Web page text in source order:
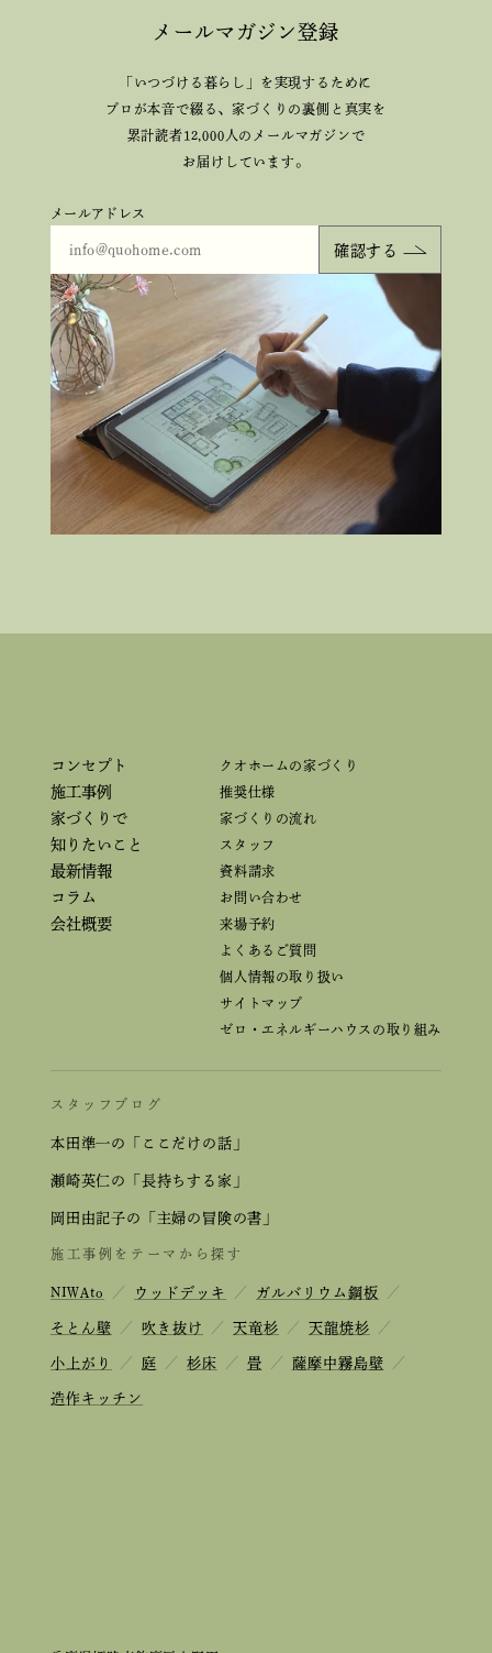
メールマガジン登録
「いつづける暮らし」を実現するために
プロが本音で綴る、家づくりの裏側と真実を
累計読者12,000人のメールマガジンで
お届けしています。
メールアドレス
コンセプト
施工事例
家づくりで
知りたいこと
最新情報
コラム
会社概要
クオホームの家づくり
推奨仕様
家づくりの流れ
スタッフ
資料請求
お問い合わせ
来場予約
よくあるご質問
個人情報の取り扱い
サイトマップ
ゼロ・エネルギーハウスの取り組み
スタッフブログ
本田準一の「ここだけの話」
瀬崎英仁の「長持ちする家」
岡田由記子の「主婦の冒険の書」
施工事例をテーマから探す
NIWAto ／ ウッドデッキ ／ ガルバリウム鋼板 ／
そとん壁 ／ 吹き抜け ／ 天竜杉 ／ 天龍焼杉 ／
小上がり ／ 庭 ／ 杉床 ／ 畳 ／ 薩摩中霧島壁 ／
造作キッチン